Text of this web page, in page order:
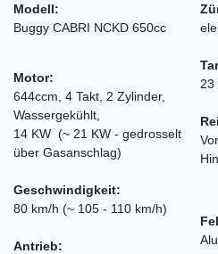
Modell:
Buggy CABRI NCKD 650cc
Motor:
644ccm, 4 Takt, 2 Zylinder,
Wassergekühlt,
14 KW (~ 21 KW - gedrosselt
über Gasanschlag)
Geschwindigkeit:
80 km/h (~ 105 - 110 km/h)
Antrieb:
23